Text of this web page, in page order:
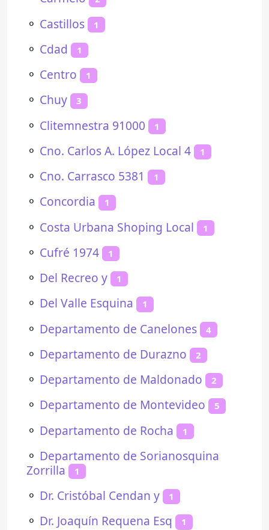
⚬ Castillos 1
⚬ Cdad 1
⚬ Centro 1
⚬ Chuy 3
⚬ Clitemnestra 91000 1
⚬ Cno. Carlos A. López Local 4 1
⚬ Cno. Carrasco 5381 1
⚬ Concordia 1
⚬ Costa Urbana Shoping Local 1
⚬ Cufré 1974 1
⚬ Del Recreo y 1
⚬ Del Valle Esquina 1
⚬ Departamento de Canelones 4
⚬ Departamento de Durazno 2
⚬ Departamento de Maldonado 2
⚬ Departamento de Montevideo 5
⚬ Departamento de Rocha 1
⚬ Departamento de Sorianosquina
Zorrilla
1
⚬ Dr. Cristóbal Cendan y 1
⚬ Dr. Joaquín Requena Esq 1